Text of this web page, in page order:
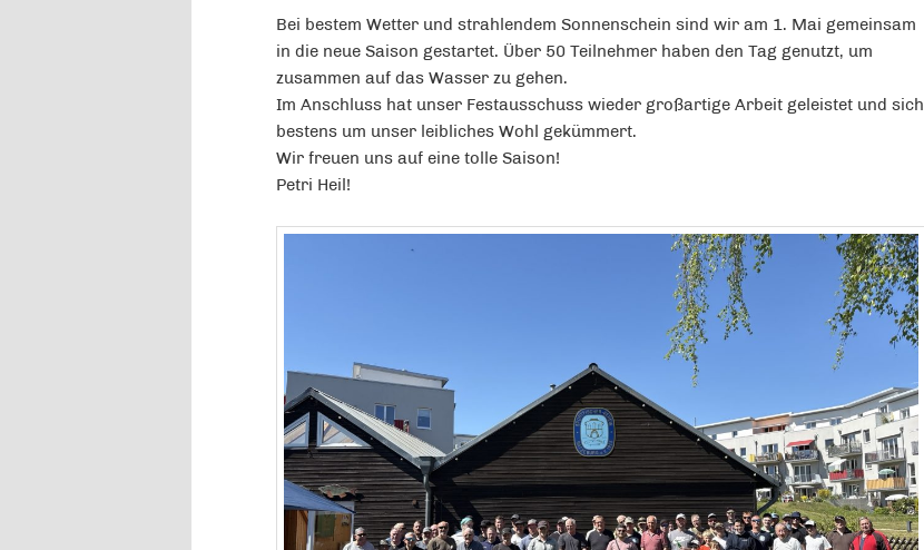
Bei bestem Wetter und strahlendem Sonnenschein sind wir am 1. Mai gemeinsam
in die neue Saison gestartet. Über 50 Teilnehmer haben den Tag genutzt, um
zusammen auf das Wasser zu gehen.
Im Anschluss hat unser Festausschuss wieder großartige Arbeit geleistet und sich
bestens um unser leibliches Wohl gekümmert.
Wir freuen uns auf eine tolle Saison!
Petri Heil!